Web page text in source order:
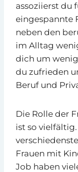
assoziierst du
eingespannte
neben den
im Alltag
dich um
du zufrieden
Beruf und
Die Rolle der
ist so
Frauen mit
Job haben